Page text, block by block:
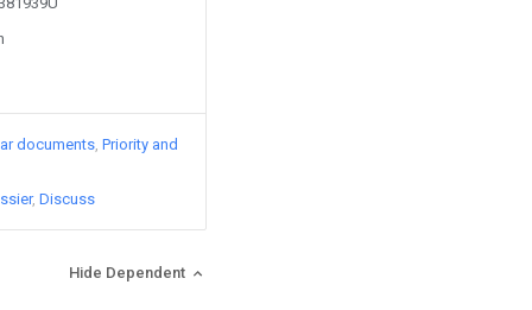
documents Priority and
Discuss
Hide Dependent